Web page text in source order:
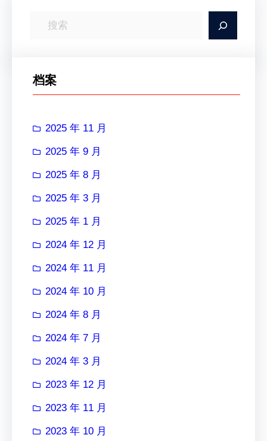
档案
2025 年 11 月
2025 年 9 月
2025 年 8 月
2025 年 3 月
2025 年 1 月
2024 年 12 月
2024 年 11 月
2024 年 10 月
2024 年 8 月
2024 年 7 月
2024 年 3 月
2023 年 12 月
2023 年 11 月
2023 年 10 月